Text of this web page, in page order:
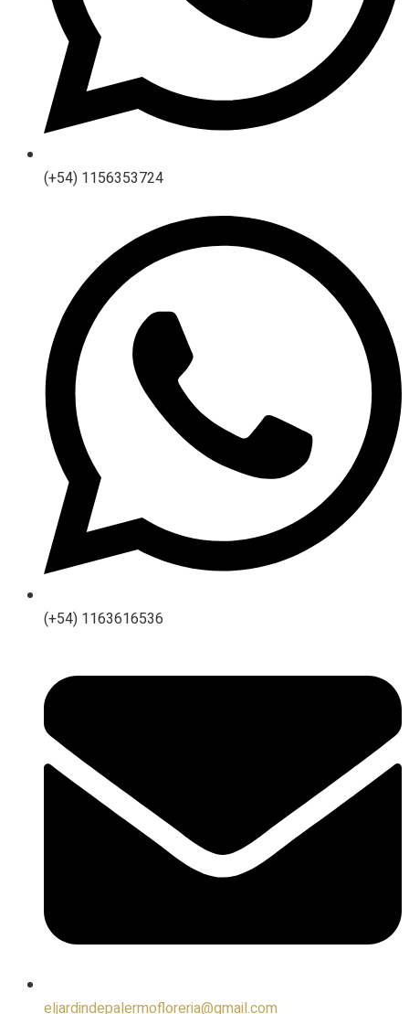
(+54) 1156353724
(+54) 1163616536
eljardindepalermofloreria@gmail.com